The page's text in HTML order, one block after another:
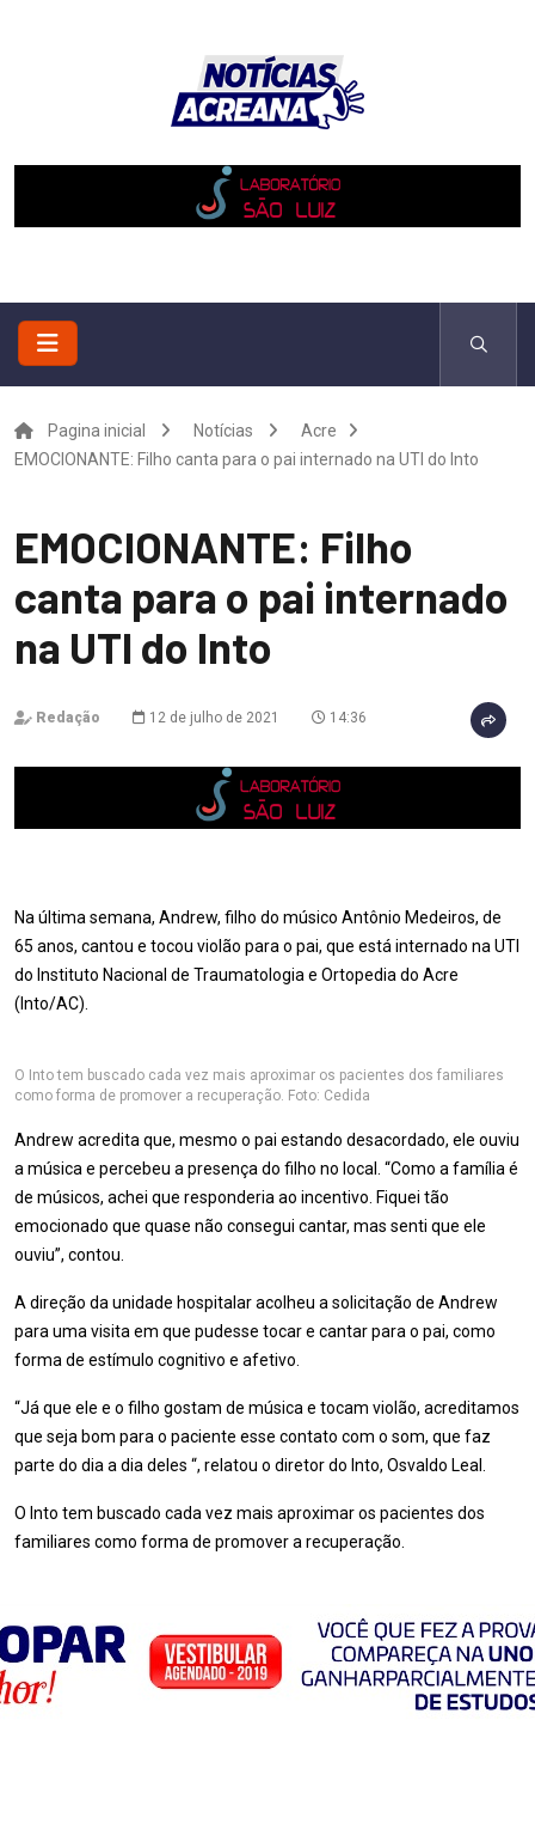
Pagina inicial Notícias
Acre
EMOCIONANTE: Filho canta para o pai internado na UTI do Into
EMOCIONANTE: Filho
canta para o pai internado
na UTI do Into
Redação 12 de julho de 2021 14:36
Na última semana, Andrew, filho do músico Antônio Medeiros, de
65 anos, cantou e tocou violão para o pai, que está internado na UTI
do Instituto Nacional de Traumatologia e Ortopedia do Acre
(Into/AC).
O Into tem buscado cada vez mais aproximar os pacientes dos familiares
como forma de promover a recuperação. Foto: Cedida
Andrew acredita que, mesmo o pai estando desacordado, ele ouviu
a música e percebeu a presença do filho no local. “Como a família é
de músicos, achei que responderia ao incentivo. Fiquei tão
emocionado que quase não consegui cantar, mas senti que ele
ouviu”, contou.
A direção da unidade hospitalar acolheu a solicitação de Andrew
para uma visita em que pudesse tocar e cantar para o pai, como
forma de estímulo cognitivo e afetivo.
“Já que ele e o filho gostam de música e tocam violão, acreditamos
que seja bom para o paciente esse contato com o som, que faz
parte do dia a dia deles “, relatou o diretor do Into, Osvaldo Leal.
O Into tem buscado cada vez mais aproximar os pacientes dos
familiares como forma de promover a recuperação.